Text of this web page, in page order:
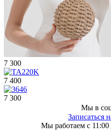
7 300
7 400
7 300
Мы в
Записаться
Мы работаем с